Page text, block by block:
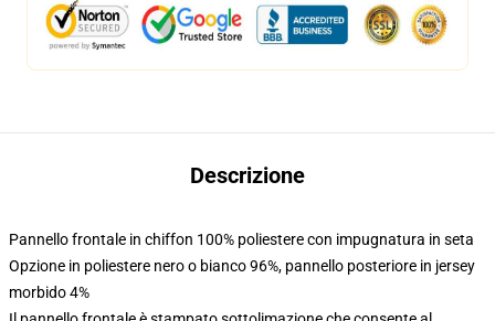
Descrizione
Pannello frontale in chiffon 100% poliestere con impugnatura in seta
Opzione in poliestere nero o bianco 96%, pannello posteriore in jersey
morbido 4%